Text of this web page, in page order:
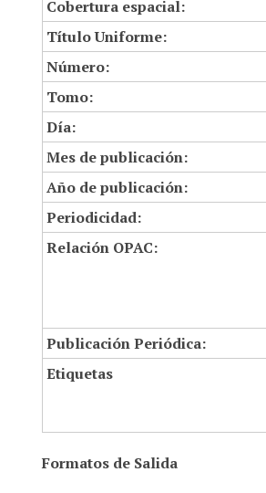
Cobertura espacial:
Título Uniforme:
Número:
Tomo:
Día:
Mes de publicación:
Año de publicación:
Periodicidad:
Relación OPAC:
Publicación Periódica:
Etiquetas
Formatos de Salida